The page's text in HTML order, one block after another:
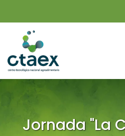
CTAEX
RESEARCH
Jornada "La